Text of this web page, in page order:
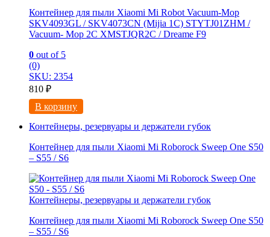
Контейнер для пыли Xiaomi Mi Robot Vacuum-Mop
SKV4093GL / SKV4073CN (Mijia 1C) STYTJ01ZHM /
Vacuum- Mop 2C XMSTJQR2C / Dreame F9
0 out of 5
(0)
SKU: 2354
810 ₽
В корзину
Контейнеры, резервуары и держатели губок
Контейнер для пыли Xiaomi Mi Roborock Sweep One S50
– S55 / S6
Контейнеры, резервуары и держатели губок
Контейнер для пыли Xiaomi Mi Roborock Sweep One S50
– S55 / S6